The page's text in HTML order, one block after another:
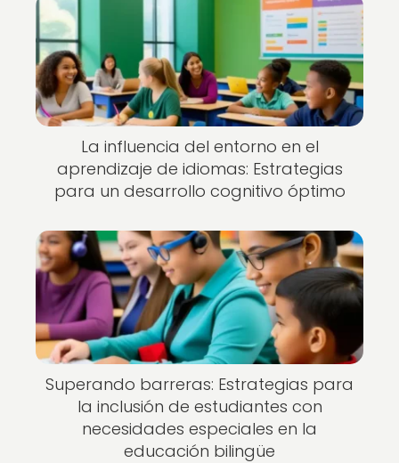
La influencia del entorno en el
aprendizaje de idiomas: Estrategias
para un desarrollo cognitivo óptimo
Superando barreras: Estrategias para
la inclusión de estudiantes con
necesidades especiales en la
educación bilingüe